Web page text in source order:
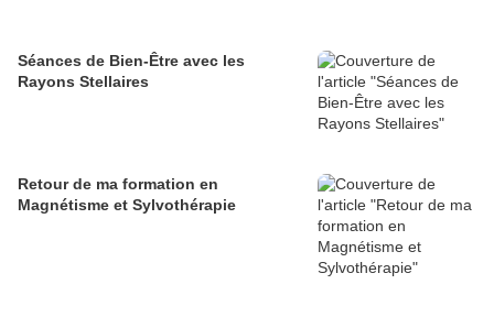
Séances de Bien-Être avec les
Rayons Stellaires
Retour de ma formation en
Magnétisme et Sylvothérapie